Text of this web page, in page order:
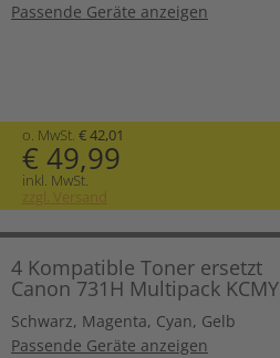
Passende Geräte anzeigen
o. MwSt. € 42,01
€ 49,99
inkl. MwSt.
zzgl. Versand
4 Kompatible Toner ersetzt
Canon 731H Multipack KCMY
Schwarz, Magenta, Cyan, Gelb
Passende Geräte anzeigen